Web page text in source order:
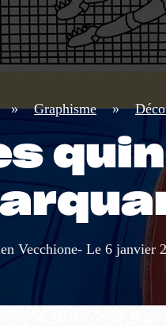
» Graphisme »
Vecchione- Le 6 janvier